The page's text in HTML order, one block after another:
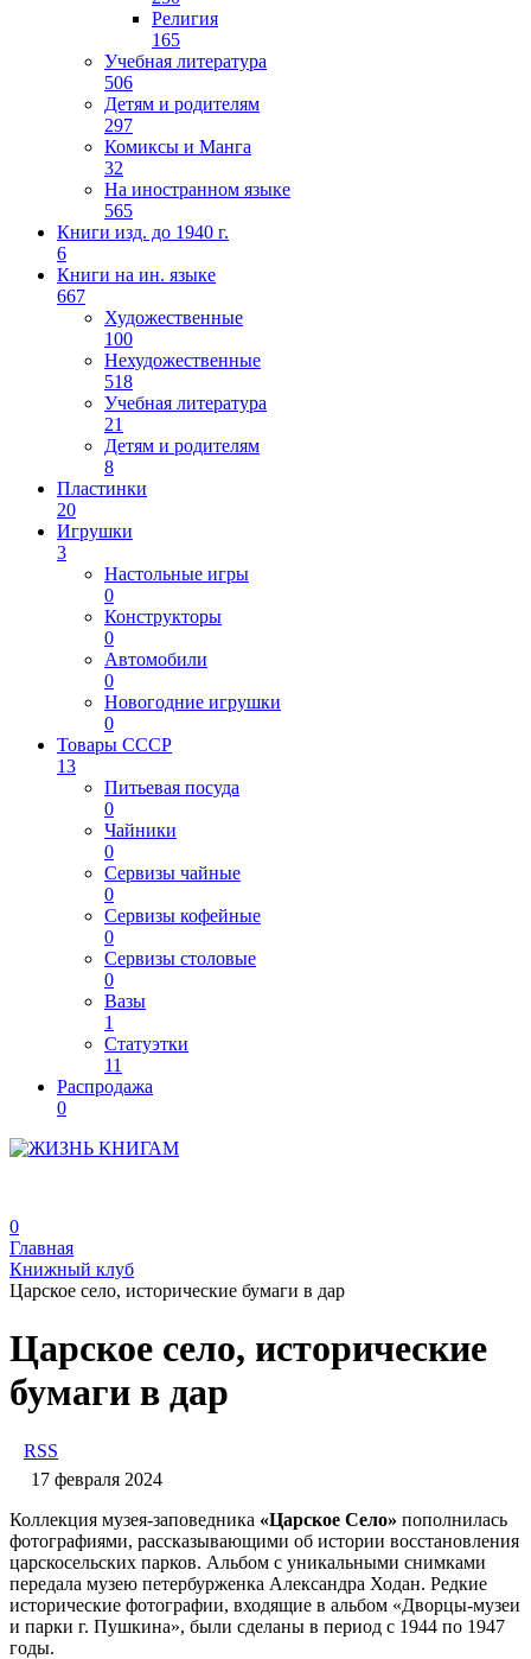
Религия
165
Учебная литература
506
Детям и родителям
297
Комиксы и Манга
32
На иностранном языке
565
Книги изд. до 1940 г.
6
Книги на ин. языке
667
Художественные
100
Нехудожественные
518
Учебная литература
21
Детям и родителям
8
Пластинки
20
Игрушки
3
Настольные игры
0
Конструкторы
0
Автомобили
0
Новогодние игрушки
0
Товары СССР
13
Питьевая посуда
0
Чайники
0
Сервизы чайные
0
Сервизы кофейные
0
Сервизы столовые
0
Вазы
1
Статуэтки
11
Распродажа
0
0
Главная
Книжный клуб
Царское село, исторические бумаги в дар
Царское село, исторические
бумаги в дар
RSS
17 февраля 2024
Коллекция музея-заповедника «Царское Село» пополнилась
фотографиями, рассказывающими об истории восстановления
царскосельских парков. Альбом с уникальными снимками
передала музею петербурженка Александра Ходан. Редкие
исторические фотографии, входящие в альбом «Дворцы-музеи
и парки г. Пушкина», были сделаны в период с 1944 по 1947
годы.